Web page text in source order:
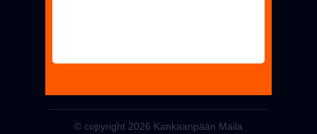
© copyright 2026 Kankaanpään Maila